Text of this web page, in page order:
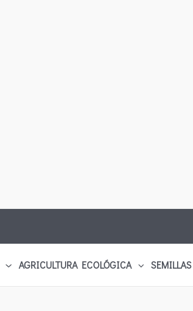
AGRICULTURA ECOLÓGICA SEMILLAS